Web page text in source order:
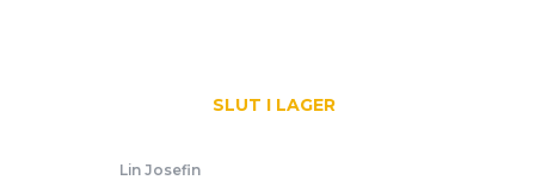
SLUT I LAGER
Lin Josefin